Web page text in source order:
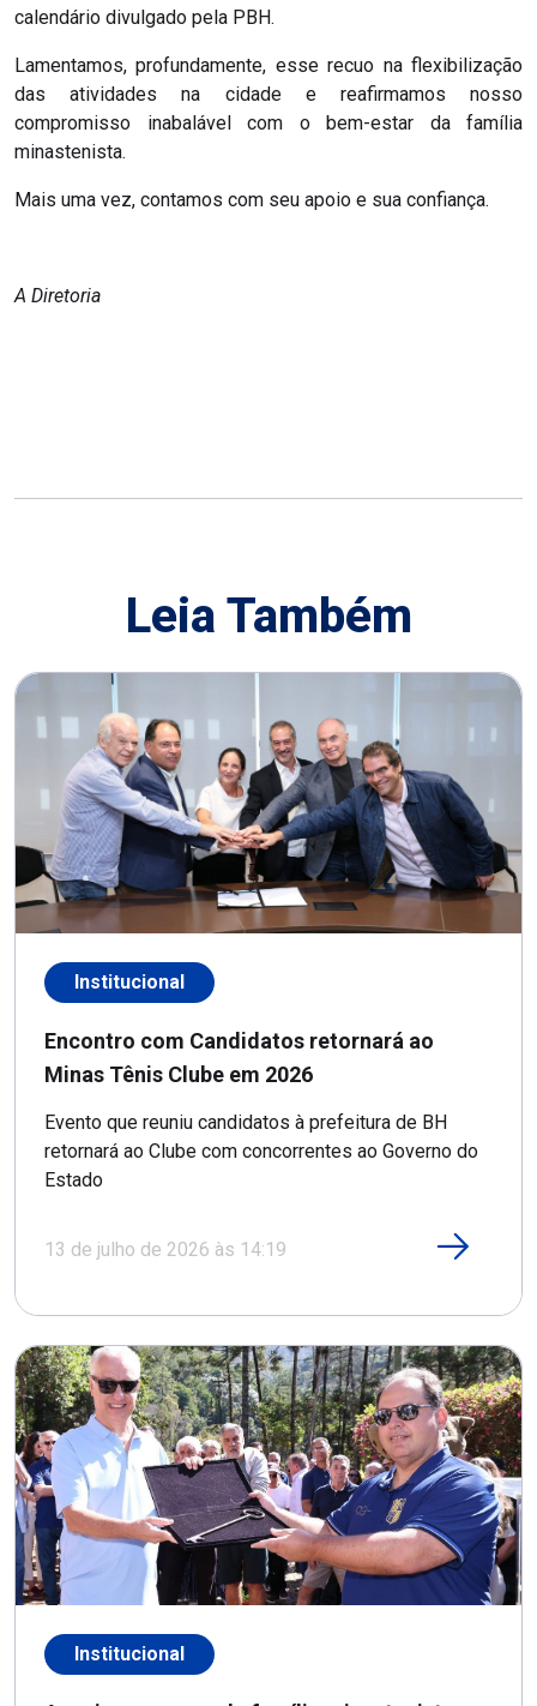
calendário divulgado pela PBH.
Lamentamos, profundamente, esse recuo na flexibilização
das atividades na cidade e reafirmamos nosso
compromisso inabalável com o bem-estar da família
minastenista.
Mais uma vez, contamos com seu apoio e sua confiança.
A Diretoria
Leia Também
Institucional
Encontro com Candidatos retornará ao
Minas Tênis Clube em 2026
Evento que reuniu candidatos à prefeitura de BH
retornará ao Clube com concorrentes ao Governo do
Estado
13 de julho de 2026 às 14:19
Institucional